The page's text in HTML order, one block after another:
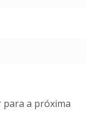
para a próxima